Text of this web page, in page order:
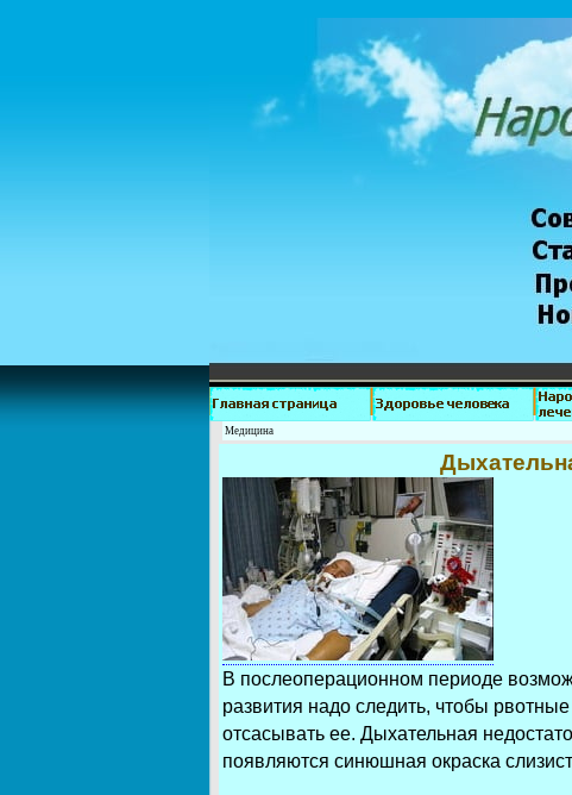
Медицина
В послеоперационном периоде
развития надо следить, чтобы
отсасывать ее. Дыхательная
появляются синюшная окраска